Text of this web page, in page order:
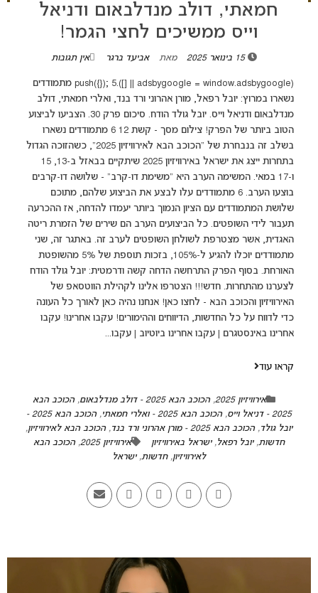
חמאתי, דולב מנדלבאום ודניאל
וייס ממשיכים לחצי הגמר!
15 בינואר 2025 מאת אביעד ברגר אין תגובות
(adsbygoogle = window.adsbygoogle || []).push({}); 5 מתמודדים
נשארו במרוץ: יובל רפאל, מורן אהרוני ורד בנד, ואלרי חמאתי, דולב
מנדלבאום ודניאל וייס. יובל גולד הודח. סיכום פרק 30. הצביעו לביצוע
הטוב ביותר של הפרק! צילום מסך - קשת 12 6 מתמודדים נשארו
בשלב זה בנבחרת של "הכוכב הבא לאירוויזיון 2025", כשהזוכה הגדול
בתחרות ייצג את ישראל באירוויזיון 2025 שיתקיים בבאזל ב-13, 15
ו-17 במאי. המשימה הערב היא "משימת דו-קרב" - שלושה דו-קרבים
בוצעו הערב. 6 מתמודדים עלו לבצע את הביצוע שלהם, מתוכם
שלושת המתמודדים עם הציון הנמוך ביותר יעמדו להדחה, אז ההכרעה
תעבור לידי השופטים. כל הביצועים הערב הם שירים של הזמרת ריטה
האגדית, אשר מצטרפת לשולחן השופטים לערב זה. באתגר זה, שני
מתמודדים יוכלו להגיע ל-105%, בזכות תוספת של 5% מהשופטת
האורחת. בסוף הפרק התרחשה הדחה קשה ודרמטית: יובל גולד הודח
לצערנו מהתחרות. חדש!!! הצטרפו אלינו לקהילת הווטסאפ של
האירוויזיון והכוכב הבא - לחצו כאן! אנחנו נהיה כאן לאורך כל העונה
כדי לדווח על כל החדשות, הדיווחים וההימורים! עקבו אחרינו! עקבו
אחרינו באינסטגרם | עקבו אחרינו ביוטיוב | עקבו...
קראו עוד
אירוויזיון 2025 ,הכוכב הבא 2025 - דולב מנדלבאום ,הכוכב הבא
2025 - דניאל וייס
,הכוכב הבא 2025 - ואלרי חמאתי ,
הכוכב הבא 2025 -
יובל גולד,הכוכב הבא 2025 - מורן אהרוני ורד בנד ,הכוכב הבא לאירוויזיון,
חדשות,יובל רפאל,ישראל באירוויזיון אירוויזיון 2025 ,הכוכב הבא
לאירוויזיון,חדשות,ישראל